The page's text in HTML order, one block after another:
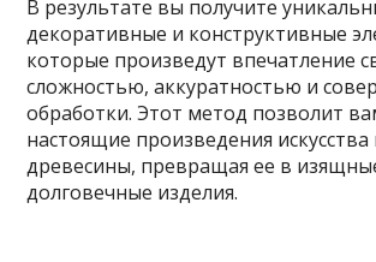
В результате вы получите
декоративные и конструктивные
которые произведут впечатление
сложностью, аккуратностью и
обработки. Этот метод позволит
настоящие произведения
древесины, превращая ее в
долговечные изделия.